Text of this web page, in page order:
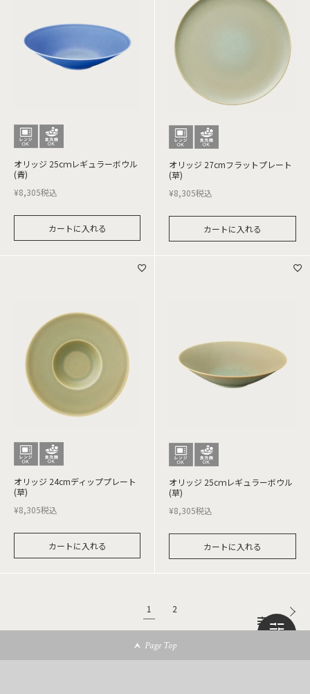
オリッジ 25cｍレギュラーボウル
(青)
¥8,305税込
カートに入れる
オリッジ 27cmフラットプレート
(草)
¥8,305税込
カートに入れる
オリッジ 24cmディッププレート
(草)
¥8,305税込
カートに入れる
オリッジ 25cｍレギュラーボウル
(草)
¥8,305税込
カートに入れる
1 2
Page Top